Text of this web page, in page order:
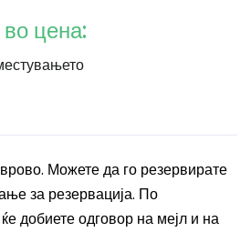
цена:
Можете да го резервирате
за резервација. По
добиете одговор на мејл и на